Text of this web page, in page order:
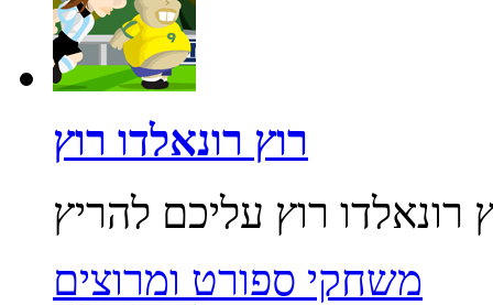
רוץ רונאלדו רוץ
משחקי ספורט ומרוצים